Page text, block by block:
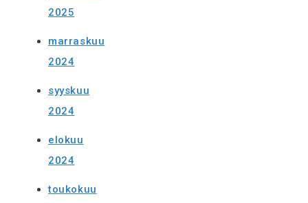
2025
marraskuu
2024
syyskuu
2024
elokuu
2024
toukokuu